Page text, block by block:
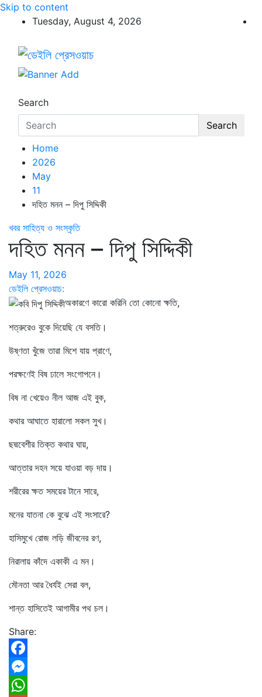
Skip to content
Tuesday, August 4, 2026
ডেইলি প্রেসওয়াচ
ডেইলি প্রেসওয়াচ মুক্তিযুদ্ধের চেতনায় উদ্বুদ্ধ মুখপত্র
Search
Search
Home
2026
May
11
দহিত মনন – দিপু সিদ্দিকী
খবর সাহিত্য ও সংস্কৃতি
দহিত মনন – দিপু সিদ্দিকী
May 11, 2026
ডেইলি প্রেসওয়াচ:
অকারণে কারো করিনি তো কোনো ক্ষতি,
শত্রুরেও বুকে দিয়েছি যে বসতি।
উষ্ণতা খুঁজে তারা মিশে যায় প্রাণে,
পরক্ষণেই বিষ ঢালে সংগোপনে।
বিষ না খেয়েও নীল আজ এই বুক,
কথার আঘাতে হারালো সকল সুখ।
ছদ্মবেশীর তিক্ত কথার ঘায়,
আত্তার দহন সয়ে যাওয়া বড় দায়।
শরীরের ক্ষত সময়ের টানে সারে,
মনের যাতনা কে বুঝে এই সংসারে?
হাসিমুখে রোজ লড়ি জীবনের রণ,
নিরালায় কাঁদে একাকী এ মন।
মৌনতা আর ধৈর্যই সেরা বল,
শান্ত হাসিতেই আগামীর পথ চল।
Share:
Facebook
Messenger